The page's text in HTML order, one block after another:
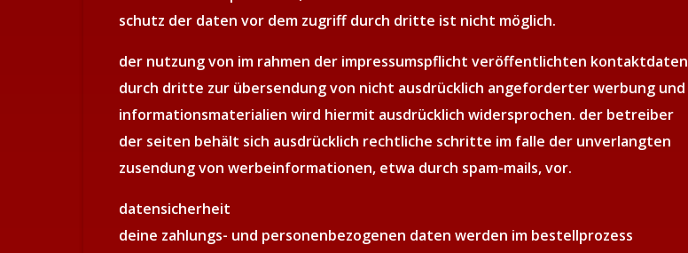
schutz der daten vor dem zugriff durch dritte ist nicht möglich.
der nutzung von im rahmen der impressumspflicht veröffentlichten kontaktdaten
durch dritte zur übersendung von nicht ausdrücklich angeforderter werbung und
informationsmaterialien wird hiermit ausdrücklich widersprochen. der betreiber
der seiten behält sich ausdrücklich rechtliche schritte im falle der unverlangten
zusendung von werbeinformationen, etwa durch spam-mails, vor.
datensicherheit
deine zahlungs- und personenbezogenen daten werden im bestellprozess